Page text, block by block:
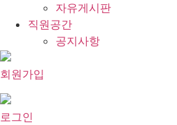
자유게시판
직원공간
공지사항
회원가입
로그인